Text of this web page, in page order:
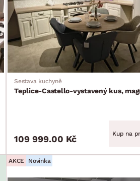
Sestava kuchyně
Teplice-Castello-vystavený kus,
109 999.00 Kč Kup na
AKCE Novinka